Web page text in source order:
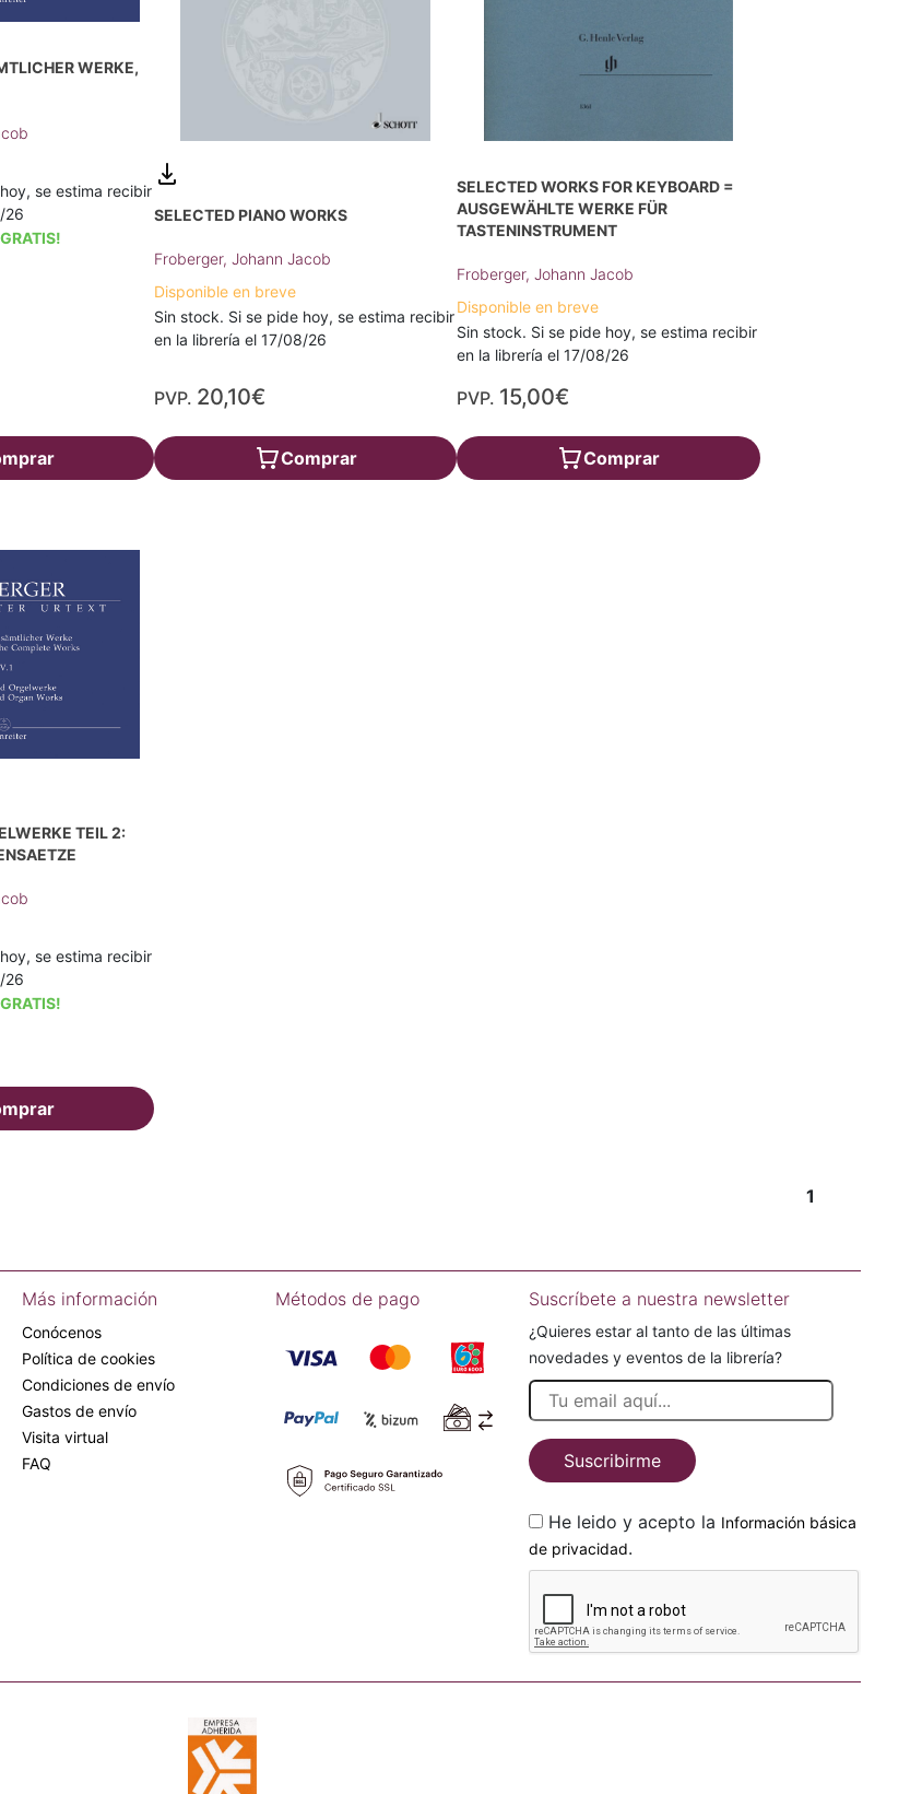
WERKE,
se estima recibir
26
SELECTED PIANO WORKS
Froberger, Johann Jacob
Disponible en breve
Sin stock. Si se pide hoy, se estima recibir
en la librería el 17/08/26
PVP. 20,10€
Comprar
SELECTED WORKS FOR KEYBOARD =
AUSGEWÄHLTE WERKE FÜR
TASTENINSTRUMENT
Froberger, Johann Jacob
Disponible en breve
Sin stock. Si se pide hoy, se estima recibir
en la librería el 17/08/26
PVP. 15,00€
Comprar
TEIL 2:
se estima recibir
26
1
Más información
Conócenos
Política de cookies
Condiciones de envío
Gastos de envío
Visita virtual
FAQ
Métodos de pago Suscríbete a nuestra newsletter
¿Quieres estar al tanto de las últimas
novedades y eventos de la librería?
Suscribirme
He leido y acepto la Información básica
de privacidad.